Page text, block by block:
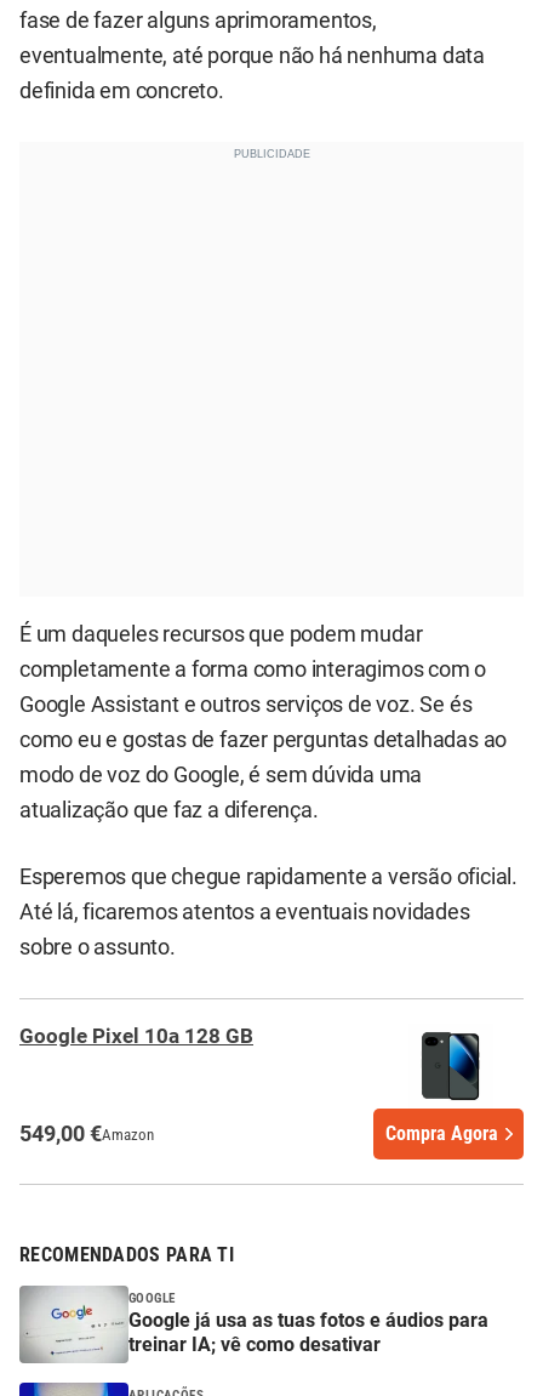
fase de fazer alguns aprimoramentos,
eventualmente, até porque não há nenhuma data
definida em concreto.
É um daqueles recursos que podem mudar
completamente a forma como interagimos com o
Google Assistant e outros serviços de voz. Se és
como eu e gostas de fazer perguntas detalhadas ao
modo de voz do Google, é sem dúvida uma
atualização que faz a diferença.
Esperemos que chegue rapidamente a versão oficial.
Até lá, ficaremos atentos a eventuais novidades
sobre o assunto.
Google Pixel 10a 128 GB
549,00 €Amazon Compra Agora
RECOMENDADOS PARA TI
GOOGLE
Google já usa as tuas fotos e áudios para
treinar IA; vê como desativar